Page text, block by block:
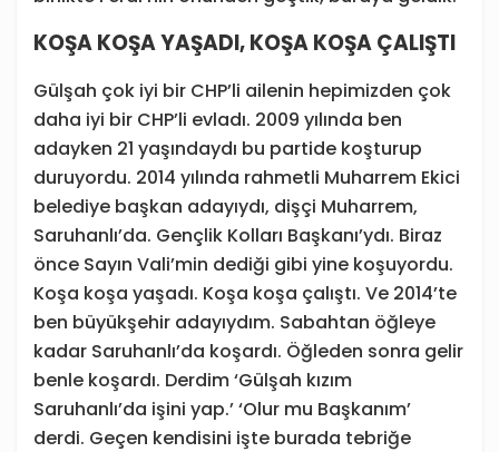
KOŞA KOŞA YAŞADI, KOŞA KOŞA ÇALIŞTI
Gülşah çok iyi bir CHP’li ailenin hepimizden çok
daha iyi bir CHP’li evladı. 2009 yılında ben
adayken 21 yaşındaydı bu partide koşturup
duruyordu. 2014 yılında rahmetli Muharrem Ekici
belediye başkan adayıydı, dişçi Muharrem,
Saruhanlı’da. Gençlik Kolları Başkanı’ydı. Biraz
önce Sayın Vali’min dediği gibi yine koşuyordu.
Koşa koşa yaşadı. Koşa koşa çalıştı. Ve 2014’te
ben büyükşehir adayıydım. Sabahtan öğleye
kadar Saruhanlı’da koşardı. Öğleden sonra gelir
benle koşardı. Derdim ‘Gülşah kızım
Saruhanlı’da işini yap.’ ‘Olur mu Başkanım’
derdi. Geçen kendisini işte burada tebriğe